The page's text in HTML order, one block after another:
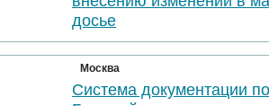
досье
Москва
Система документации